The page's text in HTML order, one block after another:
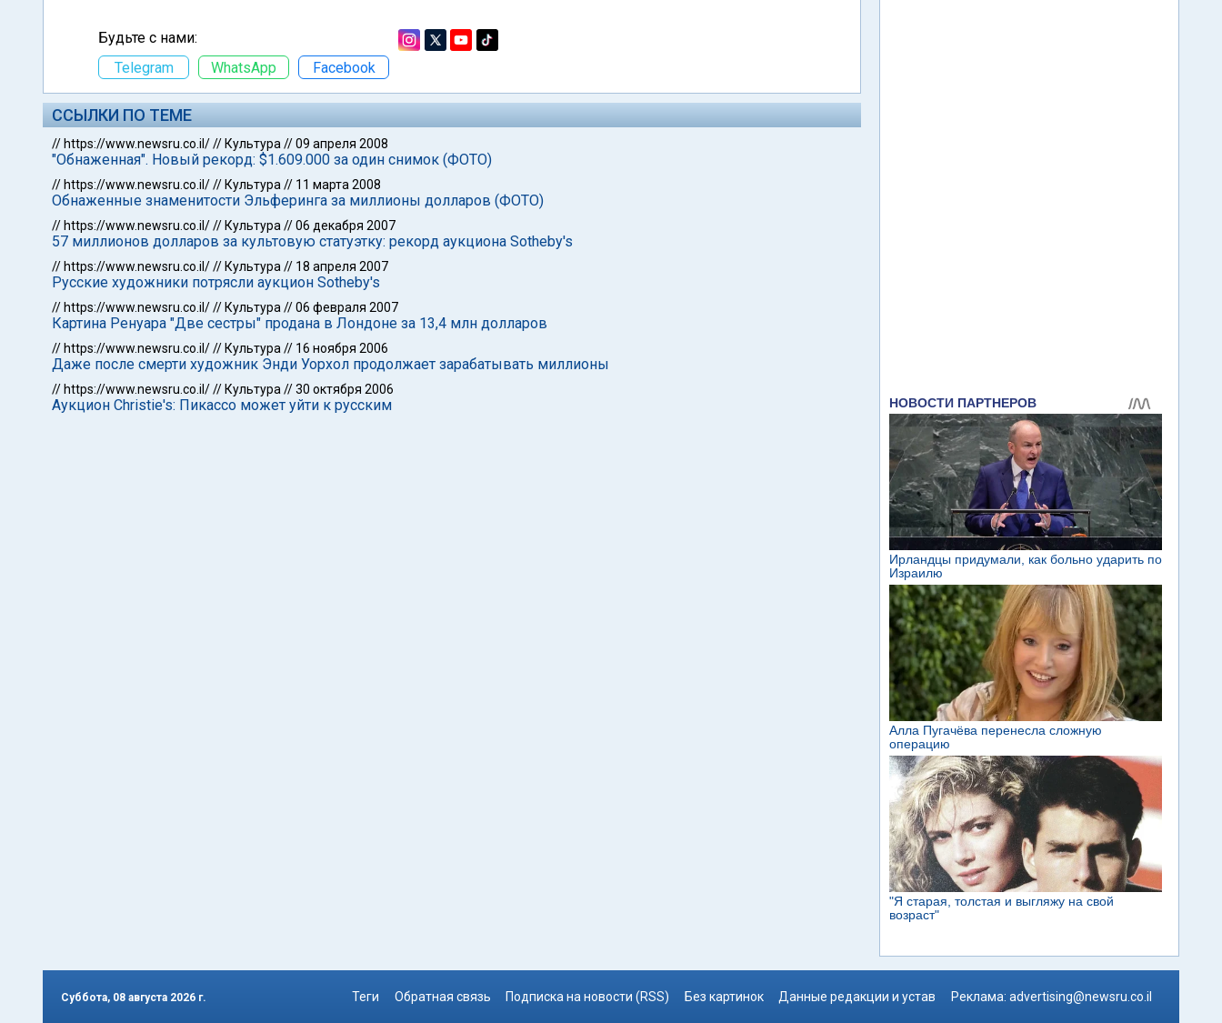
Будьте с нами:
Telegram
WhatsApp Facebook
ССЫЛКИ ПО ТЕМЕ
// https://www.newsru.co.il/// Культура //09 апреля 2008
"Обнаженная". Новый рекорд: $1.609.000 за один снимок (ФОТО)
// https://www.newsru.co.il/// Культура // 11 марта 2008
Обнаженные знаменитости Эльферинга за миллионы долларов (ФОТО)
// https://www.newsru.co.il/// Культура //06 декабря 2007
57 миллионов долларов за культовую статуэтку: рекорд аукциона Sotheby's
// https://www.newsru.co.il/// Культура // 18 апреля 2007
Русские художники потрясли аукцион Sotheby's
// https://www.newsru.co.il/// Культура //06 февраля 2007
Картина Ренуара "Две сестры" продана в Лондоне за 13,4 млн долларов
// https://www.newsru.co.il/// Культура // 16 ноября 2006
Даже после смерти художник Энди Уорхол продолжает зарабатывать миллионы
// https://www.newsru.co.il/// Культура //30 октября 2006
Аукцион Christie's: Пикассо может уйти к русским
Суббота, 08 августа 2026 г. Теги Обратная связь Подписка на новости (RSS) Без картинок Данные редакции и устав Реклама: advertising@newsru.co.il